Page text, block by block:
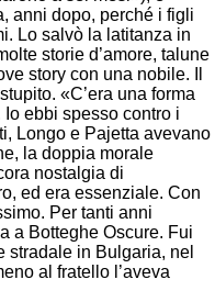
anni dopo, perché i figli
Lo salvò la latitanza in
storie d’amore, talune
story con una nobile. Il
«C’era una forma
ebbi spesso contro i
Longo e Pajetta avevano
la doppia morale
nostalgia di
ed era essenziale. Con
Per tanti anni
a Botteghe Oscure. Fui
stradale in Bulgaria, nel
al fratello l’aveva